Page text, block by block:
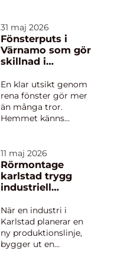
byggprojekt, där en
oberoende
besiktningsman
kontrollerar om
uppfyller avtal,
lagkrav och
fackmässighet. För
dig som bygger i
31 maj 2026
Fönsterputs i
Värnamo som gör
skillnad i
En klar utsikt genom
rena fönster gör mer
än många tror.
Hemmet känns
kontoret mer
professionellt. I en
stad som Värnamo,
där väder och årstider
samlas...
11 maj 2026
Rörmontage
karlstad trygg
industriell
från start till mål
När en industri i
Karlstad planerar en
ny produktionslinje,
bygger ut en